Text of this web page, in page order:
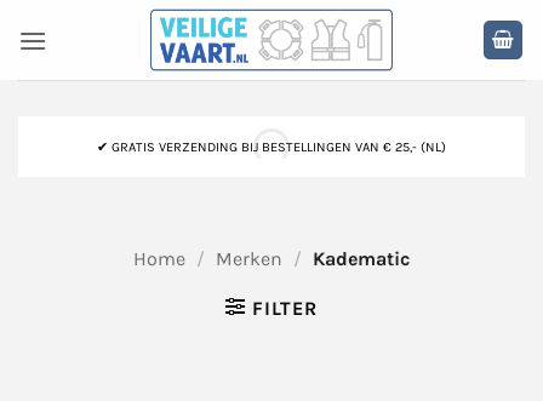
naar
inhoud
✔ GRATIS VERZENDING BIJ BESTELLINGEN VAN € 25,- (NL)
Home / Merken / Kadematic
FILTER